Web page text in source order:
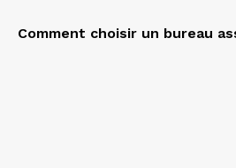
Comment choisir un bureau